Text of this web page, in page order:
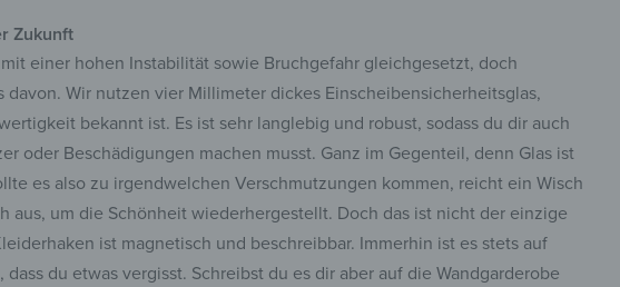
Zukunft
einer hohen Instabilität sowie Bruchgefahr gleichgesetzt, doch
davon. Wir nutzen vier Millimeter dickes Einscheibensicherheitsglas,
bekannt ist. Es ist sehr langlebig und robust, sodass du dir auch
oder Beschädigungen machen musst. Ganz im Gegenteil, denn Glas ist
es also zu irgendwelchen Verschmutzungen kommen, reicht ein Wisch
aus, um die Schönheit wiederhergestellt. Doch das ist nicht der einzige
ist magnetisch und beschreibbar. Immerhin ist es stets auf
dass du etwas vergisst. Schreibst du es dir aber auf die Wandgarderobe